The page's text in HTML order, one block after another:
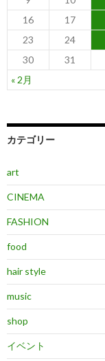
« 2月
16
17
23
24
30
31
カテゴリー
art
CINEMA
FASHION
food
hair style
music
shop
イベント